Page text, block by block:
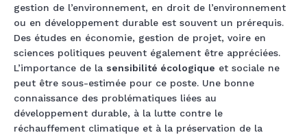
gestion de l’environnement, en droit de l’environnement
ou en développement durable est souvent un prérequis.
Des études en économie, gestion de projet, voire en
sciences politiques peuvent également être appréciées.
L’importance de la sensibilité écologique et sociale ne
peut être sous-estimée pour ce poste. Une bonne
connaissance des problématiques liées au
développement durable, à la lutte contre le
réchauffement climatique et à la préservation de la